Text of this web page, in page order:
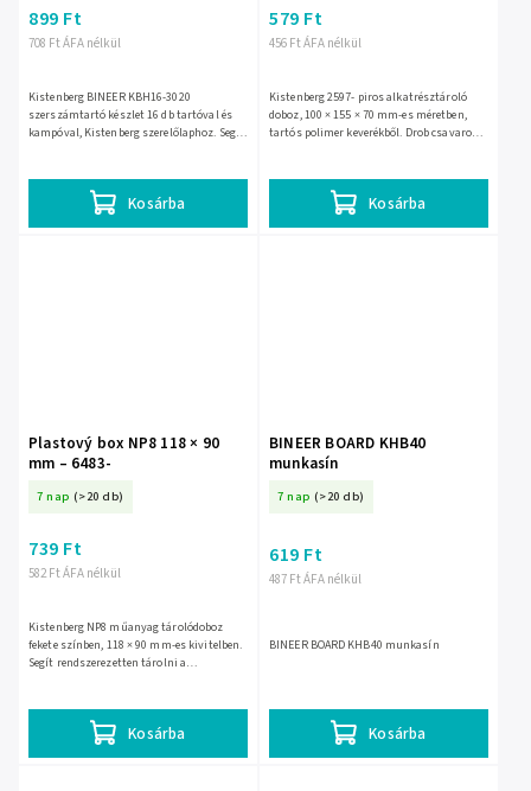
708 Ft ÁFA nélkül
899 Ft
Kosárba
Kistenberg BINEER KBH16-3020
szerszámtartó készlet 16 db tartóval és
kampóval, Kistenberg szerelőlaphoz. Segít
456 Ft ÁFA nélkül
579 Ft
Kosárba
Kistenberg 2597- piros alkatrésztároló
doboz, 100 × 155 × 70 mm-es méretben,
tartós polimer keverékből. Drob csavarok,
Plastový box NP8 118 × 90
mm – 6483-
7 nap (>20 db)
582 Ft ÁFA nélkül
739 Ft
Kosárba
Kistenberg NP8 műanyag tárolódoboz
fekete színben, 118 × 90 mm-es kivitelben.
Segít rendszerezetten tárolni a
BINEER BOARD KHB40
munkasín
7 nap (>20 db)
487 Ft ÁFA nélkül
619 Ft
Kosárba
BINEER BOARD KHB40 munkasín